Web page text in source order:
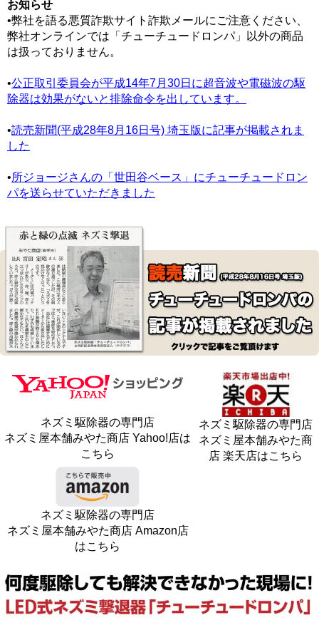
お知らせ
•弊社を語る悪質詐欺サイト詐欺メールにご注意ください、
弊社オンラインでは「チューチュードロンパ」以外の商品
は扱っておりません。
•公正取引委員会が平成14年7月30日に超音波や電磁波の駆
除器は効果がないと排除命令を出しています。
•読売新聞(平成28年8月16日号) 埼玉版に記事が掲載されま
した
•所ジョージさんの「世田谷ベース」にチューチュードロン
パを送らせていただきました
ネズミ駆除器の専門店
ネズミ屋本舗みやた商店 Yahoo!店は
こちら
ネズミ駆除器の専門店
ネズミ屋本舗みやた商
店 楽天店はこちら
ネズミ駆除器の専門店
ネズミ屋本舗みやた商店 Amazon店
はこちら